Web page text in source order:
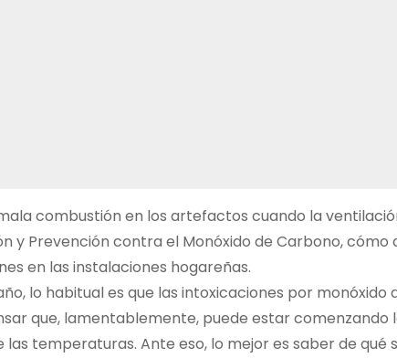
combustión en los artefactos cuando la
y Prevención contra el Monóxido de Carbono,
en las instalaciones hogareñas.
lo habitual es que las intoxicaciones por monóxido
que, lamentablemente, puede estar
temperaturas. Ante eso, lo mejor es saber de qué